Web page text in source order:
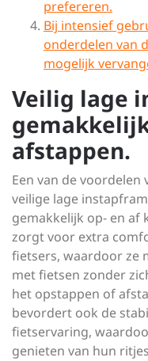
prefereren.
Bij intensief
onderdelen van
mogelijk
Veilig lage
afstappen.
Een van de voordelen
veilige lage
gemakkelijk op- en af
zorgt voor extra
fietsers, waardoor ze
met fietsen zonder
het opstappen of
bevordert ook de
fietservaring,
genieten van hun